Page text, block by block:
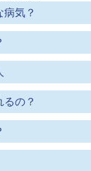
気？
の？